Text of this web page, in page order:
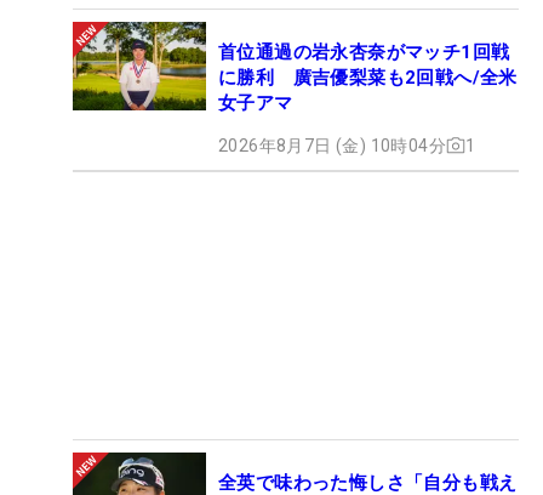
首位通過の岩永杏奈がマッチ1回戦
に勝利 廣吉優梨菜も2回戦へ/全米
女子アマ
2026年8月7日 (金) 10時04分 1
全英で味わった悔しさ「自分も戦え